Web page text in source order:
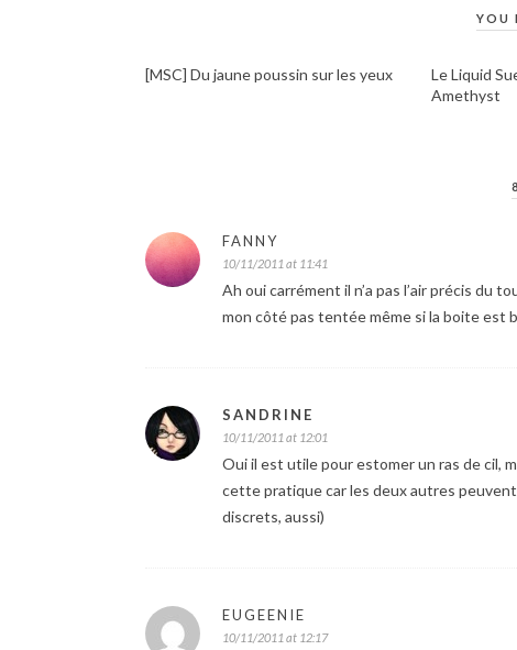
YOU
[MSC] Du jaune poussin sur les yeux
Le Liquid
Amethyst
FANNY
10/11/2011 at 11:41
Ah oui carrément il n’a pas l’air précis du
mon côté pas tentée même si la boite est
SANDRINE
10/11/2011 at 12:01
Oui il est utile pour estomer un ras de cil,
cette pratique car les deux autres peuvent
discrets, aussi)
EUGEENIE
10/11/2011 at 12:17